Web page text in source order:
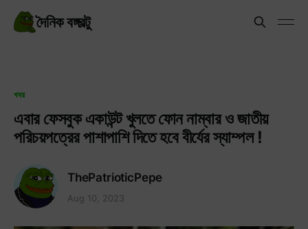
দৈনিক বঙ্গবল্টু
খবর
এবার ফেসবুক একাউন্ট খুলতে ফোন নাম্বার ও জাতীয়
পরিচয়পত্রের পাশাপাশি দিতে হবে বীর্যের স্যাম্পল !
ThePatrioticPepe
Aug 10, 2023